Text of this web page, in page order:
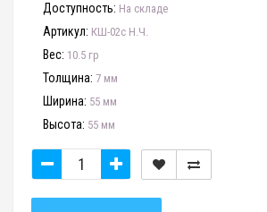
Доступность: На складе
Артикул: КШ-02с Н.Ч.
Вес: 10.5 гр
Толщина: 7 мм
Ширина: 55 мм
Высота: 55 мм